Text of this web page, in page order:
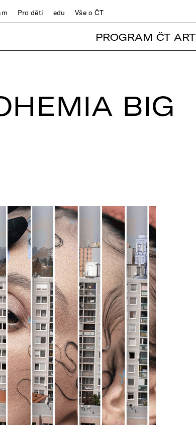
Pro děti edu Vše o ČT
PROGRAM ČT ART
BIG